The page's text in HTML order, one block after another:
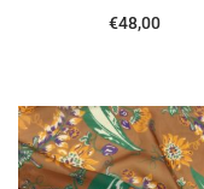
e
a
:
,
0
€48,00